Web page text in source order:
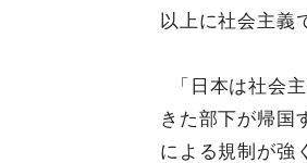
以上に社会主義
「日本は社会
きた部下が帰国
による規制が強